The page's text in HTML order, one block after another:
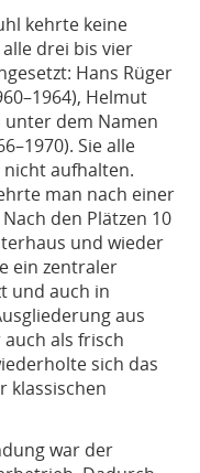
kehrte keine
drei bis vier
Hans Rüger
Helmut
unter dem Namen
Sie alle
aufhalten.
man nach einer
den Plätzen 10
und wieder
ein zentraler
und auch in
aus
als frisch
sich das
klassischen
war der